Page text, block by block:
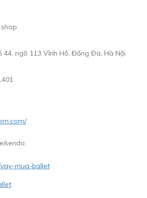
44, ngõ 113 Vĩnh Hồ, Đống Đa, Hà Nội
sendo:
mua-ballet